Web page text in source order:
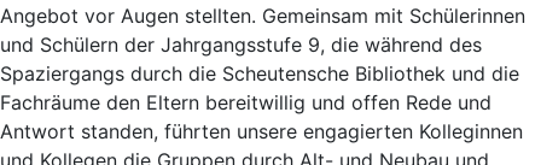
Angebot vor Augen stellten. Gemeinsam mit Schülerinnen
und Schülern der Jahrgangsstufe 9, die während des
Spaziergangs durch die Scheutensche Bibliothek und die
Fachräume den Eltern bereitwillig und offen Rede und
Antwort standen, führten unsere engagierten Kolleginnen
und Kollegen die Gruppen durch Alt- und Neubau und